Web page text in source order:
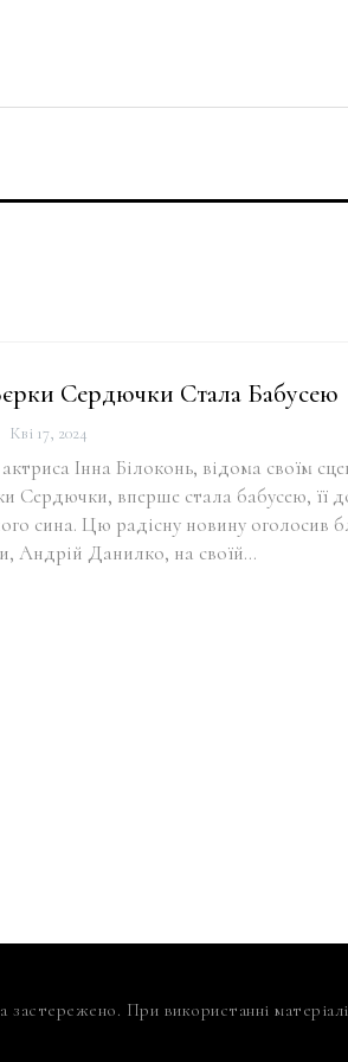
Сердючки Стала Бабусею
Кві 17, 2024
Інна Білоконь, відома своїм
Сердючки, вперше стала бабусею, її
сина. Цю радісну новину оголосив
Андрій Данилко, на своїй…
При використанні